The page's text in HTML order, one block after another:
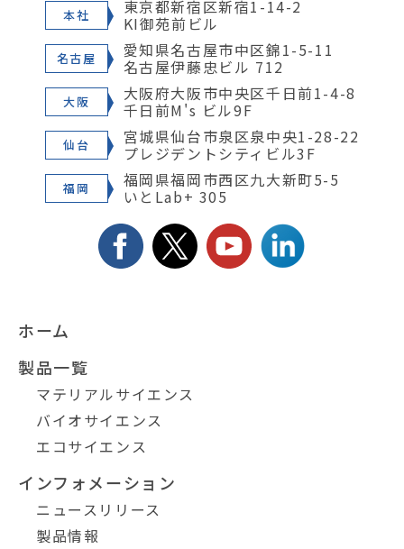
本社 東京都新宿区新宿1-14-2
KI御苑前ビル
名古屋 愛知県名古屋市中区錦1-5-11
名古屋伊藤忠ビル 712
大阪 大阪府大阪市中央区千日前1-4-8
千日前M's ビル9F
仙台 宮城県仙台市泉区泉中央1-28-22
プレジデントシティビル3F
福岡 福岡県福岡市西区九大新町5-5
いとLab+ 305
ホーム
製品一覧
マテリアルサイエンス
バイオサイエンス
エコサイエンス
インフォメーション
ニュースリリース
製品情報